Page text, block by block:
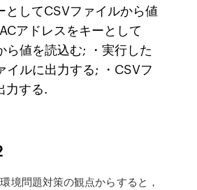
としてCSVファイルから値
アドレスをキーとして
ら値を読込む; ・実行した
イルに出力する; ・CSVフ
力する.
境問題対策の観点からすると，